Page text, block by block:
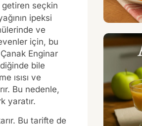
getiren seçkin
ipeksi
ve
için, bu
Enginar
bile
ısısı ve
Bu nedenle,
yaratır.
Bu tarifte de